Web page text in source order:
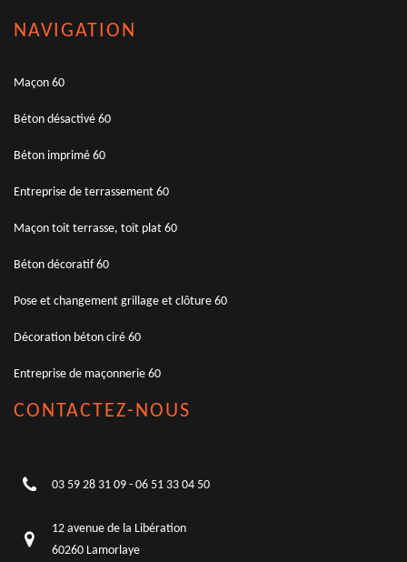
NAVIGATION
Maçon 60
Béton désactivé 60
Béton imprimé 60
Entreprise de terrassement 60
Maçon toit terrasse, toit plat 60
Béton décoratif 60
Pose et changement grillage et clôture 60
Décoration béton ciré 60
Entreprise de maçonnerie 60
CONTACTEZ-NOUS
03 59 28 31 09 - 06 51 33 04 50
12 avenue de la Libération
60260 Lamorlaye